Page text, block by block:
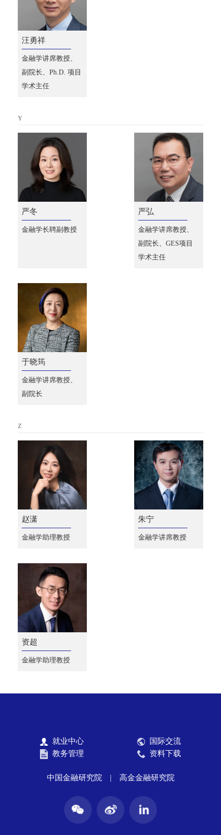
汪勇祥
金融学讲席教授、
副院长、Ph.D. 项目
学术主任
Y
严冬
金融学长聘副教授
严弘
金融学讲席教授、
副院长、GES项目
学术主任
于晓筠
金融学讲席教授、
副院长
Z
赵潇
金融学助理教授
朱宁
金融学讲席教授
资超
金融学助理教授
就业中心
国际交流
教务管理
资料下载
中国金融研究院 | 高金金融研究院